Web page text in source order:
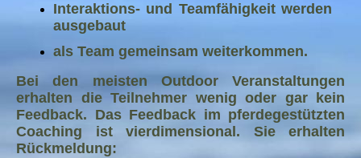
Interaktions- und Teamfähigkeit werden
ausgebaut
als Team gemeinsam weiterkommen.
Bei den meisten Outdoor Veranstaltungen
erhalten die Teilnehmer wenig oder gar kein
Feedback. Das Feedback im pferdegestützten
Coaching ist vierdimensional. Sie erhalten
Rückmeldung: